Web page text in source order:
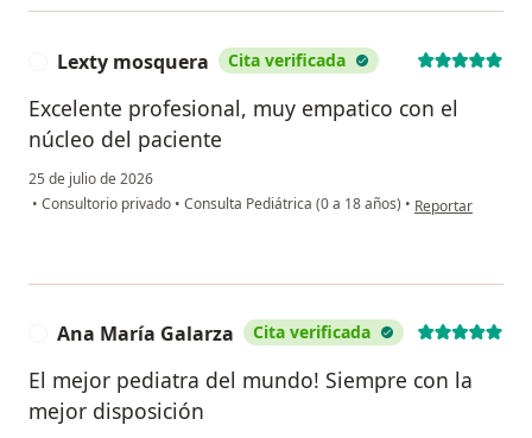
Lexty mosquera Cita verificada
Excelente profesional, muy empatico con el
núcleo del paciente
25 de julio de 2026
• Consultorio privado • Consulta Pediátrica (0 a 18 años) • en opinión del
Reportar
Ana María Galarza Cita verificada
El mejor pediatra del mundo! Siempre con la
mejor disposición